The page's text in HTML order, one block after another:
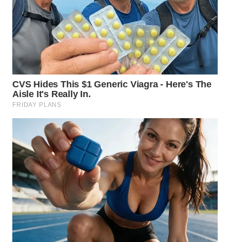
WN
SULUT
WN
MALUKU
WN
MALUT
DAIRI
WN
DANAU
TOBA
WN
NIAS